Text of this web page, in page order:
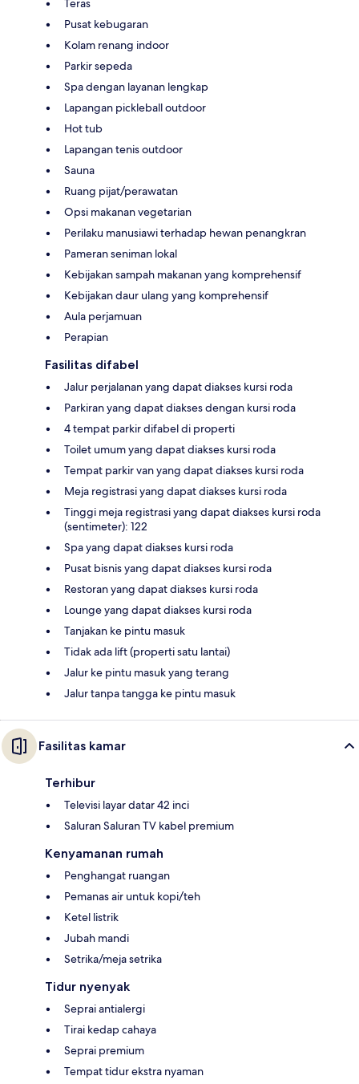
Teras
Pusat kebugaran
Kolam renang indoor
Parkir sepeda
Spa dengan layanan lengkap
Lapangan pickleball outdoor
Hot tub
Lapangan tenis outdoor
Sauna
Ruang pijat/perawatan
Opsi makanan vegetarian
Perilaku manusiawi terhadap hewan penangkran
Pameran seniman lokal
Kebijakan sampah makanan yang komprehensif
Kebijakan daur ulang yang komprehensif
Aula perjamuan
Perapian
Fasilitas difabel
Jalur perjalanan yang dapat diakses kursi roda
Parkiran yang dapat diakses dengan kursi roda
4 tempat parkir difabel di properti
Toilet umum yang dapat diakses kursi roda
Tempat parkir van yang dapat diakses kursi roda
Meja registrasi yang dapat diakses kursi roda
Tinggi meja registrasi yang dapat diakses kursi roda
(sentimeter): 122
Spa yang dapat diakses kursi roda
Pusat bisnis yang dapat diakses kursi roda
Restoran yang dapat diakses kursi roda
Lounge yang dapat diakses kursi roda
Tanjakan ke pintu masuk
Tidak ada lift (properti satu lantai)
Jalur ke pintu masuk yang terang
Jalur tanpa tangga ke pintu masuk
Fasilitas kamar
Terhibur
Televisi layar datar 42 inci
Saluran Saluran TV kabel premium
Kenyamanan rumah
Penghangat ruangan
Pemanas air untuk kopi/teh
Ketel listrik
Jubah mandi
Setrika/meja setrika
Tidur nyenyak
Seprai antialergi
Tirai kedap cahaya
Seprai premium
Tempat tidur ekstra nyaman